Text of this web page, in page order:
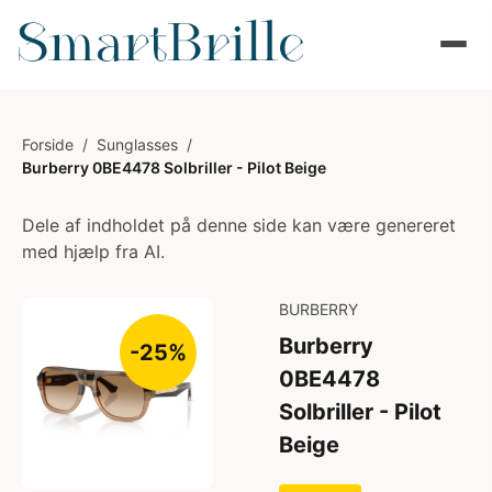
Forside / Sunglasses /
Burberry 0BE4478 Solbriller - Pilot Beige
Dele af indholdet på denne side kan være genereret
med hjælp fra AI.
-25%
BURBERRY
Burberry
0BE4478
Solbriller - Pilot
Beige